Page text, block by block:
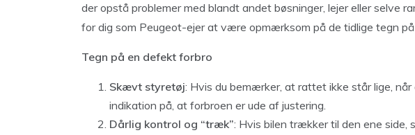
der opstå problemer med blandt andet bøsninger, lejer eller selve
for dig som Peugeot-ejer at være opmærksom på de tidlige tegn på
Tegn på en defekt forbro
Skævt styretøj: Hvis du bemærker, at rattet ikke står lige,
indikation på, at forbroen er ude af justering.
Dårlig kontrol og “træk”: Hvis bilen trækker til den ene side,